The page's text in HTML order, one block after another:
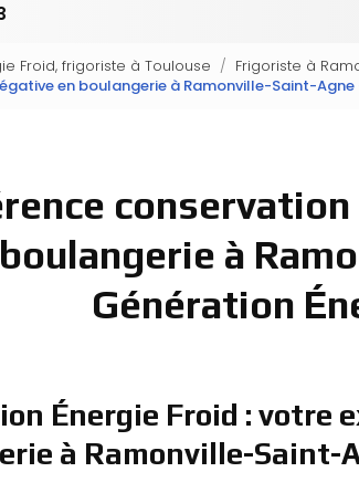
Froid, frigoriste à Toulouse
Frigoriste à
en boulangerie à Ramonville-Saint-Agne
à
Génération
Énergie Froid : votre
à Ramonville-Saint-